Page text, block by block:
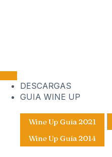
DESCARGAS
GUIA WINE UP
Wine Up Guía 2021
Wine Up Guía 2014